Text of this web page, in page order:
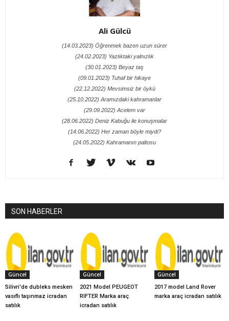
Ali Gülcü
(14.03.2023) Öğrenmek bazen uzun sürer
(24.02.2023) Yazlıktaki yalnızlık
(30.01.2023) Beyaz taş
(09.01.2023) Tuhaf bir hikaye
(22.12.2022) Mevsimsiz bir öykü
(25.10.2022) Aramızdaki kahramanlar
(29.09.2022) Acelem var
(28.06.2022) Deniz Kabuğu ile konuşmalar
(14.06.2022) Her zaman böyle miydi?
(24.05.2022) Kahramanın paltosu
SON HABERLER
Güncel
Silivri'de dubleks mesken
vasıflı taşınmaz icradan
satılık
Güncel
2021 Model PEUGEOT
RIFTER Marka araç
icradan satılık
Güncel
2017 model Land Rover
marka araç icradan satılık